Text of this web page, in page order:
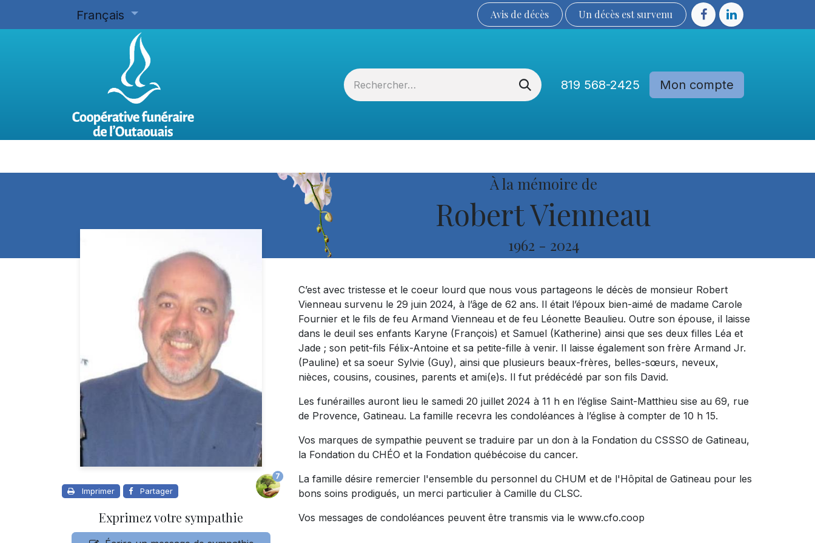
Français Avis de décès Un décès est sur​​​​​​​​ve​nu​​​​​​​​​​
819 568-2425 Mon compte
À la mémoire de
Robert Vienneau
1962 - 2024
Imprimer Partager
7
Exprimez votre sympathie
C’est avec tristesse et le coeur lourd que nous vous partageons le décès de monsieur Robert
Vienneau survenu le 29 juin 2024, à l’âge de 62 ans. Il était l’époux bien-aimé de madame Carole
Fournier et le fils de feu Armand Vienneau et de feu Léonette Beaulieu. Outre son épouse, il laisse
dans le deuil ses enfants Karyne (François) et Samuel (Katherine) ainsi que ses deux filles Léa et
Jade ; son petit-fils Félix-Antoine et sa petite-fille à venir. Il laisse également son frère Armand Jr.
(Pauline) et sa soeur Sylvie (Guy), ainsi que plusieurs beaux-frères, belles-sœurs, neveux,
nièces, cousins, cousines, parents et ami(e)s. Il fut prédécédé par son fils David.
Les funérailles auront lieu le samedi 20 juillet 2024 à 11 h en l’église Saint-Matthieu sise au 69, rue
de Provence, Gatineau. La famille recevra les condoléances à l’église à compter de 10 h 15.
Vos marques de sympathie peuvent se traduire par un don à la Fondation du CSSSO de Gatineau,
la Fondation du CHÉO et la Fondation québécoise du cancer.
La famille désire remercier l'ensemble du personnel du CHUM et de l'Hôpital de Gatineau pour les
bons soins prodigués, un merci particulier à Camille du CLSC.
Vos messages de condoléances peuvent être transmis via le www.cfo.coop